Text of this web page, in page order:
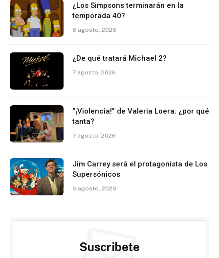
¿Los Simpsons terminarán en la
temporada 40?
8 agosto, 2026
¿De qué tratará Michael 2?
7 agosto, 2026
“¡Violencia!” de Valeria Loera: ¿por qué
tanta?
7 agosto, 2026
Jim Carrey será el protagonista de Los
Supersónicos
6 agosto, 2026
Suscribete